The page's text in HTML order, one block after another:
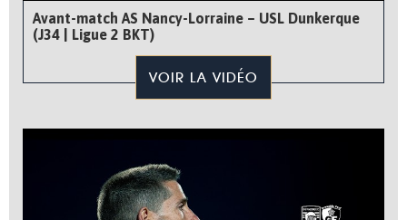
Avant-match AS Nancy-Lorraine – USL Dunkerque
(J34 | Ligue 2 BKT)
VOIR LA VIDÉO